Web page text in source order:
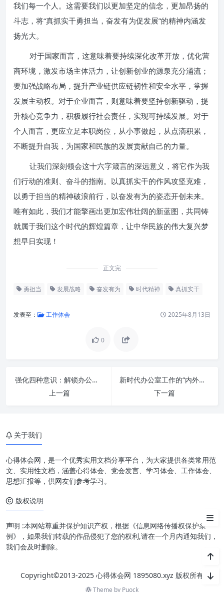
我们每一个人。这需要我们以更加坚定的信念，更加昂扬的
斗志，将“真抓实干勇担当，奋发有为促发展”的精神内涵发
扬光大。
对于国家而言，这意味着要持续深化改革开放，优化营
商环境，激发市场主体活力，让创新创业的源泉充分涌流；
要加强战略布局，提升产业链供应链韧性和安全水平，掌握
发展主动权。对于企业而言，则意味着要坚持创新驱动，提
升核心竞争力，积极履行社会责任，实现可持续发展。对于
个人而言，更应立足本职岗位，从小事做起，从点滴积累，
不断提升自我，为国家和民族的发展贡献自己的力量。
让我们深刻领会这十六字箴言的深远意义，将它作为我
们行动的准则、奋斗的指南。以真抓实干的作风攻坚克难，
以勇于担当的精神破浪前行，以奋发有为的姿态开创未来。
唯有如此，我们才能擎画出更加宏伟壮阔的新蓝图，共同铸
就属于我们这个时代的辉煌篇章，让中华民族的伟大复兴梦
想早日实现！
正文完
勇担当 发展战略 奋发有为 时代精神 真抓实干
发表至： 工作体会 2025年8月13日
0
强化四种意识：解锁办公室工作卓越之道
上一篇
新时代办公室工作的“内外兼修”：苦修内功，精练外功，铸就卓越“三服务”
下一篇
真抓实干：成功的基石，发展的
动力
促发展：十六字箴言的终极目标
关于我们
心得体会网，是一个优秀实用文档分享平台，为大家提供各类常用范
文、实用性文档，涵盖心得体会、党会发言、学习体会、工作体会、
思想汇报等，供网友们参考学习。
版权说明
声明 :本网站尊重并保护知识产权，根据《信息网络传播权保护条
例》，如果我们转载的作品侵犯了您的权利,请在一个月内通知我们，
我们会及时删除。
Copyright©2013-2025 心得体会网 1895080.xyz 版权所有
Theme by Puock